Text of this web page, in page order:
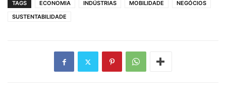
TAGS ECONOMIA INDÚSTRIAS MOBILIDADE
NEGÓCIOS
SUSTENTABILIDADE